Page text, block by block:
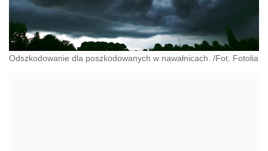
Odszkodowanie dla poszkodowanych w nawałnicach. /Fot. Fotolia